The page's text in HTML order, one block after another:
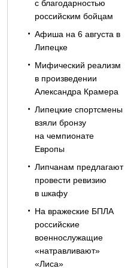
с благодарностью
российским бойцам
Афиша на 6 августа в
Липецке
Мифический реализм
в произведении
Александра Крамера
Липецкие спортсмены
взяли бронзу
на чемпионате
Европы
Липчанам предлагают
провести ревизию
в шкафу
На вражеские БПЛА
российские
военнослужащие
«натравливают»
«Лиса»